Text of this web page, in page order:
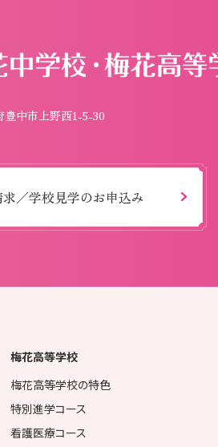
豊中市上野西1-5-30
／学校見学のお申込み
梅花高等学校
梅花高等学校の特色
特別進学コース
看護医療コース